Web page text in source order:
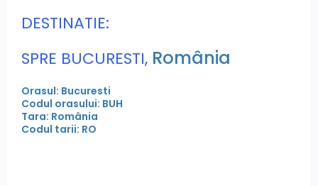
DESTINATIE:
SPRE BUCURESTI, România
Orasul: Bucuresti
Codul orasului: BUH
Tara: România
Codul tarii: RO